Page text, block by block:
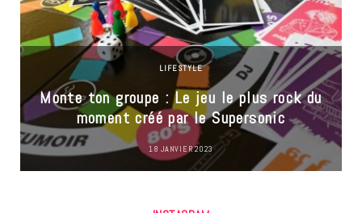
LIFESTYLE
Monte ton groupe : Le jeu le plus rock du
moment créé par le Supersonic
18 JANVIER 2023